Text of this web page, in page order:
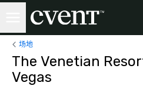
场地
The Venetian
Vegas